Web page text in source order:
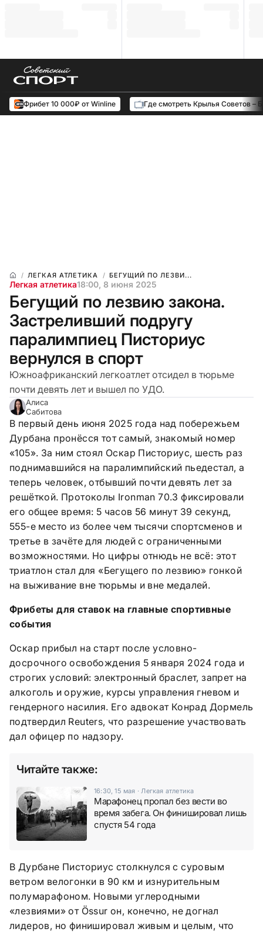
Фрибет 10 000₽ от Winline Где смотреть Крылья Советов –
ЛЕГКАЯ АТЛЕТИКА БЕГУЩИЙ ПО ЛЕЗВИ...
Легкая атлетика18:00, 8 июня 2025
Бегущий по лезвию закона.
Застреливший подругу
паралимпиец Писториус
вернулся в спорт
Южноафриканский легкоатлет отсидел в тюрьме
почти девять лет и вышел по УДО.
Алиса
Сабитова
В первый день июня 2025 года над побережьем
Дурбана пронёсся тот самый, знакомый номер
«105». За ним стоял Оскар Писториус, шесть раз
поднимавшийся на паралимпийский пьедестал, а
теперь человек, отбывший почти девять лет за
решёткой. Протоколы Ironman 70.3 фиксировали
его общее время: 5 часов 56 минут 39 секунд,
555-е место из более чем тысячи спортсменов и
третье в зачёте для людей с ограниченными
возможностями. Но цифры отнюдь не всё: этот
триатлон стал для «Бегущего по лезвию» гонкой
на выживание вне тюрьмы и вне медалей.
Фрибеты для ставок на главные спортивные
события
Оскар прибыл на старт после условно-
досрочного освобождения 5 января 2024 года и
строгих условий: электронный браслет, запрет на
алкоголь и оружие, курсы управления гневом и
гендерного насилия. Его адвокат Конрад Дормель
подтвердил Reuters, что разрешение участвовать
дал офицер по надзору.
Читайте также:
16:30, 15 мая ·Легкая атлетика
Марафонец пропал без вести во
время забега. Он финишировал лишь
спустя 54 года
В Дурбане Писториус столкнулся с суровым
ветром велогонки в 90 км и изнурительным
полумарафоном. Новыми углеродными
«лезвиями» от Össur он, конечно, не догнал
лидеров, но финишировал живым и целым, что